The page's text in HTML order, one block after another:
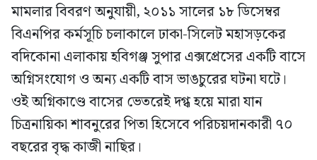
মামলার বিবরণ অনুযায়ী, ২০১১ সালের ১৮ ডিসেম্বর
বিএনপির কর্মসূচি চলাকালে ঢাকা-সিলেট মহাসড়কের
বদিকোনা এলাকায় হবিগঞ্জ সুপার এক্সপ্রেসের একটি বাসে
অগ্নিসংযোগ ও অন্য একটি বাস ভাঙচুরের ঘটনা ঘটে।
ওই অগ্নিকাণ্ডে বাসের ভেতরেই দগ্ধ হয়ে মারা যান
চিত্রনায়িকা শাবনুরের পিতা হিসেবে পরিচয়দানকারী ৭০
বছরের বৃদ্ধ কাজী নাছির।